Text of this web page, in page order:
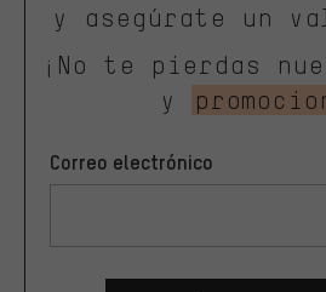
y asegúrate un
¡No te pierdas
y
Correo electrónico